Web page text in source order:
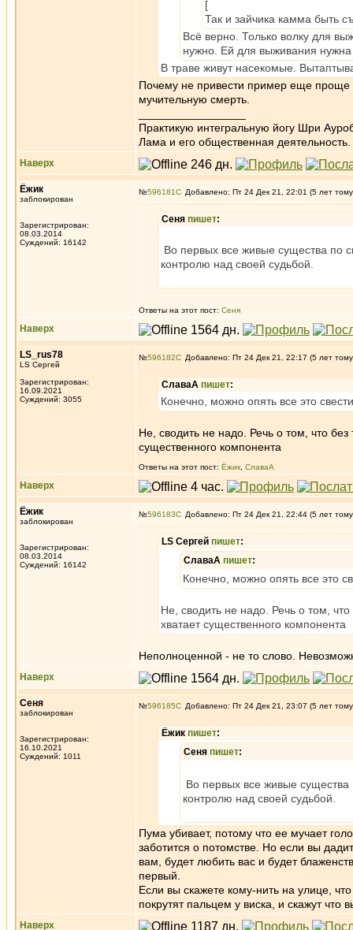
[
Так и зайчика камма быть
Всё верно. Только волку для
нужно. Ей для выживания нужна
В траве живут насекомые.
Почему не привести пример еще проще
мучительную смерть.
Практикую интегральную йогу Шри
Лама и его общественная деятельность.
Наверх
Ёжик
заблокирован
Зарегистрирован:
08.03.2014
Суждений: 16142
№596181 Добавлено: Пт 24 Дек 21, 22:01 (5 лет
Сеня пишет:
Во первых все живые существа по
контролю над своей судьбой.
Ответы на этот пост: Сеня
Наверх
LS_rus78
LS Сергей
Зарегистрирован:
16.09.2021
Суждений: 3055
№596182 Добавлено: Пт 24 Дек 21, 22:17 (5 лет
СлаваА пишет:
Конечно, можно опять все это
Не, сводить не надо. Речь о том, что
существенного компонента
Ответы на этот пост: Ёжик СлаваА
Наверх
Ёжик
заблокирован
Зарегистрирован:
08.03.2014
Суждений: 16142
№596183 Добавлено: Пт 24 Дек 21, 22:44 (5 лет
LS Сергей пишет:
СлаваА пишет:
Конечно, можно опять все это
Не, сводить не надо. Речь о том,
хватает существенного компонента
Неполноценной - не то слово.
Наверх
Сеня
заблокирован
Зарегистрирован:
16.10.2021
Суждений: 1011
№596185 Добавлено: Пт 24 Дек 21, 23:07 (5 лет
Ёжик пишет:
Сеня пишет:
Во первых все живые
контролю над своей судьбой.
Пума убивает, потому что ее мучает
заботится о потомстве. Но если вы
вам, будет любить вас и будет
первый.
Если вы скажете кому-нить на улице,
покрутят пальцем у виска, и скажут что
Наверх